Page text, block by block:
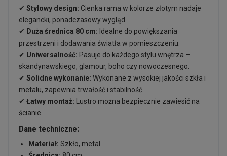
✔ Stylowy design: Cienka rama w kolorze złotym nadaje
elegancki, ponadczasowy wygląd.
✔ Duża średnica 80 cm: Idealne do powiększania
przestrzeni i dodawania światła w pomieszczeniu.
✔ Uniwersalność: Pasuje do każdego stylu wnętrza –
skandynawskiego, glamour, boho czy nowoczesnego.
✔ Solidne wykonanie: Wykonane z wysokiej jakości szkła i
metalu, zapewnia trwałość i stabilność.
✔ Łatwy montaż: Lustro można bezpiecznie zawiesić na
ścianie.
Dane techniczne:
Materiał: Szkło, metal